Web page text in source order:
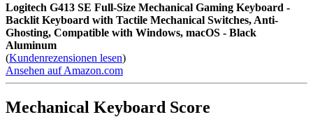
Logitech G413 SE Full-Size Mechanical Gaming Keyboard -
Backlit Keyboard with Tactile Mechanical Switches, Anti-
Ghosting, Compatible with Windows, macOS - Black
Aluminum
(Kundenrezensionen lesen)
Ansehen auf Amazon.com
Mechanical Keyboard Score